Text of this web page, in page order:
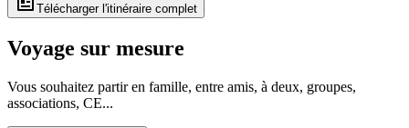
Télécharger l'itinéraire complet
Voyage sur mesure
Vous souhaitez partir en famille, entre amis, à deux, groupes,
associations, CE...